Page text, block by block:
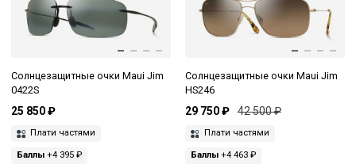
Солнцезащитные очки Maui Jim
0422S
25 850 ₽
Плати частями
Баллы +4 395 ₽
Солнцезащитные очки Maui Jim
HS246
29 750 ₽ 42 500 ₽
Плати частями
Баллы+4 463 ₽